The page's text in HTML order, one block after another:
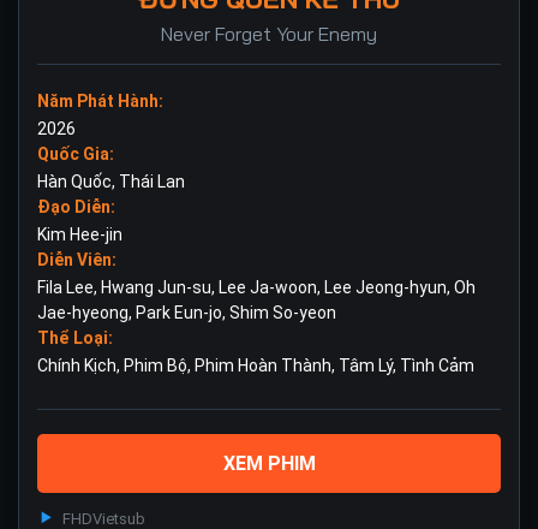
Never Forget Your Enemy
Năm Phát Hành:
2026
Quốc Gia:
Hàn Quốc, Thái Lan
Đạo Diễn:
Kim Hee-jin
Diễn Viên:
Fila Lee, Hwang Jun-su, Lee Ja-woon, Lee Jeong-hyun, Oh
Jae-hyeong, Park Eun-jo, Shim So-yeon
Thể Loại:
Chính Kịch, Phim Bộ, Phim Hoàn Thành, Tâm Lý, Tình Cảm
XEM PHIM
FHDVietsub